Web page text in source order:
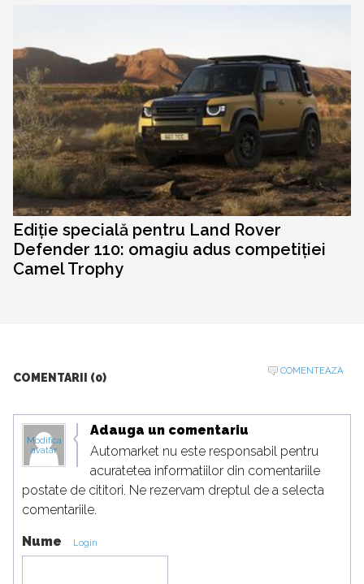
Ediție specială pentru Land Rover
Defender 110: omagiu adus competiției
Camel Trophy
COMENTARII (0)
COMENTEAZA
Modifica
avatar
Adauga un comentariu
Automarket nu este responsabil pentru
acuratetea informatiilor din comentariile
postate de cititori. Ne rezervam dreptul de a selecta
comentariile.
Nume Login